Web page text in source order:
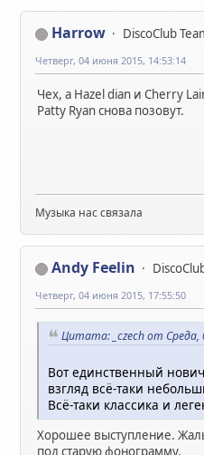
Harrow
DiscoClub
Четверг, 04 июня 2015, 14:53:14
Чех, а Hazel dian и Cherry
Patty Ryan снова позовут.
Музыка нас связала
Andy Feelin
Четверг, 04 июня 2015, 17:55:50
Цитата: _czech от Среда,
Вот единственный
взгляд всё-таки
Всё-таки классика и
Хорошее выступление.